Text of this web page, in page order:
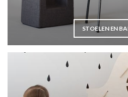
STOELEN EN